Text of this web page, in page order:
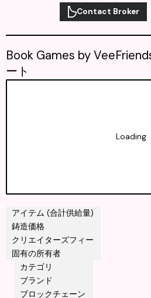
Contact Broker
アイテム (合計供給量)
鋳造価格
クリエイターズフィー
固有の所有者
カテゴリ
ブランド
ブロックチェーン
Book Games by
ート
Loading